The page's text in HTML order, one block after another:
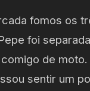
fomos os
foi
de moto.
sentir um